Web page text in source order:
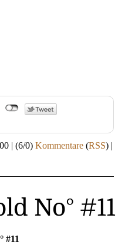
| (6/0) Kommentare (RSS) |
No° #11
#11